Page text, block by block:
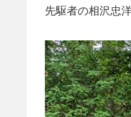
先駆者の相沢忠